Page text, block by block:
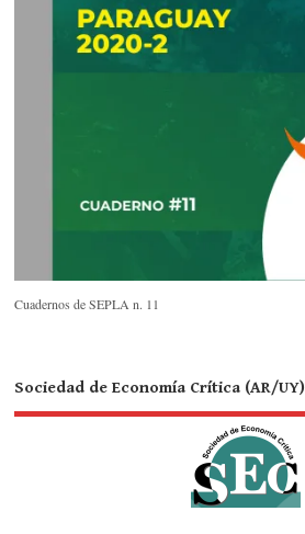
Cuadernos de SEPLA n. 11
Sociedad de Economía Crítica (AR/UY)